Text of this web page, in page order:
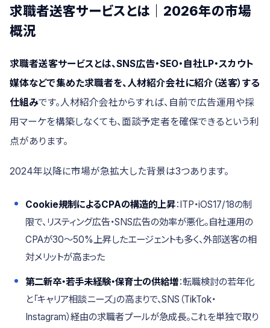
求職者送客サービスとは｜2026年の市場
概況
求職者送客サービスとは、SNS広告・SEO・自社LP・スカウト
媒体などで集めた求職者を、人材紹介会社に紹介（送客）する
仕組みです。人材紹介会社からすれば、自前で広告運用や採
用マーケを構築しなくても、面談予定者を確保できるという利
点があります。
2024年以降に市場が急拡大した背景は3つあります。
Cookie規制によるCPAの構造的上昇：ITP・iOS17/18の制
限で、リスティング広告・SNS広告の効率が悪化。自社運用の
CPAが30〜50%上昇したエージェントも多く、外部送客の相
対メリットが高まった
第二新卒・若手未経験・保育士の供給増：転職検討の若年化
と「キャリア相談ニーズ」の高まりで、SNS（TikTok・
Instagram）経由の求職者プールが急成長。これを単独で取り